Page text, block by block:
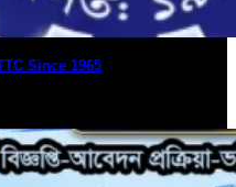
Since 1965